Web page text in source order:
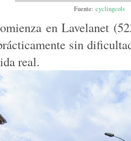
Fuente: cyclingcols
en Lavelanet
sin
real.